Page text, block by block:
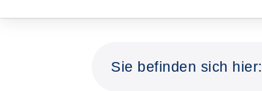
Sie befinden sich hier: